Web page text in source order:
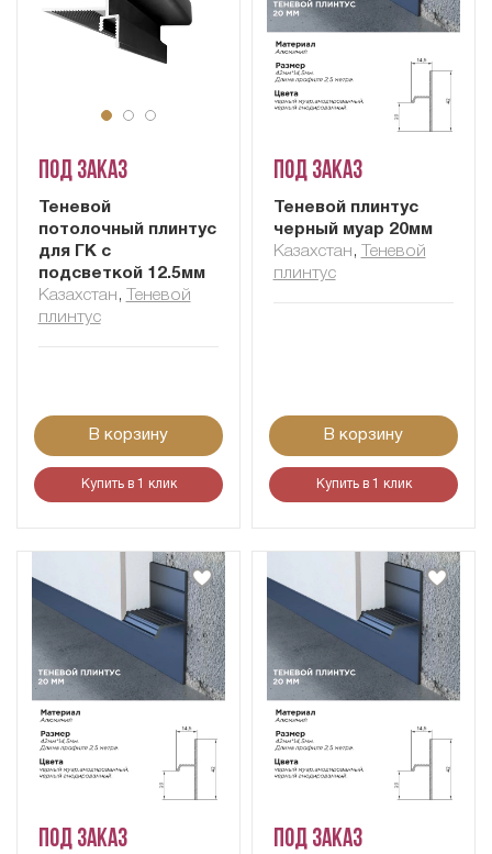
Под заказ
Теневой
потолочный плинтус
для ГК с
подсветкой 12.5мм
Казахстан ,
Теневой
плинтус
В корзину
Купить в 1 клик
Под заказ
Теневой плинтус
черный муар 20мм
Казахстан ,
Теневой
плинтус
В корзину
Купить в 1 клик
Под заказ Под заказ